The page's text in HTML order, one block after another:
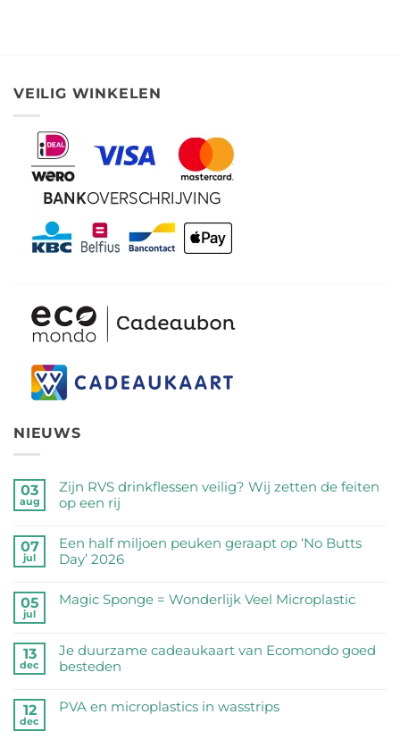
VEILIG WINKELEN
NIEUWS
03
aug
Zijn RVS drinkflessen veilig? Wij zetten de feiten
op een rij
reacties
op
Zijn
drinkflessen
zetten
de
op
een
07
jul
Een half miljoen peuken geraapt op ‘No Butts
Day’ 2026
reacties
half
miljoen
peuken
op
05
jul
Magic Sponge = Wonderlijk Veel Microplastic
op
Magic
=
Wonderlijk
13
dec
Je duurzame cadeaukaart van Ecomondo goed
besteden
reacties
12
dec
PVA en microplastics in wasstrips